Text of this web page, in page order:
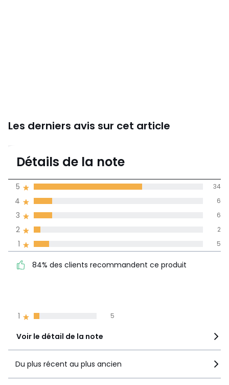
Les derniers avis sur cet article
4,2
de moyenne
obtenue sur
1 5
4
recommandent ce produit
Voir le détail de la note
Détails de la note
1 5
2 2
3 6
4 6
5 34
84% des clients recommandent ce produit
Du plus récent au plus ancien